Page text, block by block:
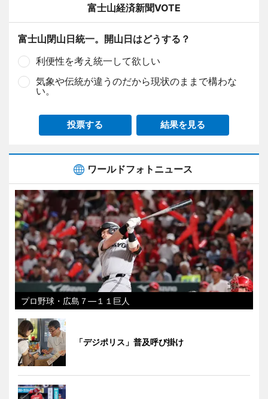
富士山経済新聞VOTE
富士山閉山日統一。開山日はどうする？
利便性を考え統一して欲しい
気象や伝統が違うのだから現状のままで構わな
い。
投票する 結果を見る
ワールドフォトニュース
プロ野球・広島７―１１巨人
「デジポリス」普及呼び掛け